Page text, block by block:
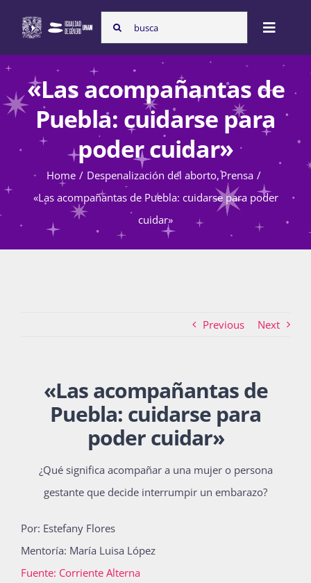
content
Search
for:
Toggle
Inicio
Nosotras
Programas
Atención de la violencia de género
La Boletina
Blog
«Las acompañantas de
Puebla: cuidarse para
poder cuidar»
Home Despenalización del aborto Prensa
«Las acompañantas de Puebla: cuidarse para poder
cuidar»
Previous Next
«Las acompañantas de
Puebla: cuidarse para
poder cuidar»
¿Qué significa acompañar a una mujer o persona
gestante que decide interrumpir un embarazo?
Por: Estefany Flores
Mentoría: María Luisa López
Fuente: Corriente Alterna